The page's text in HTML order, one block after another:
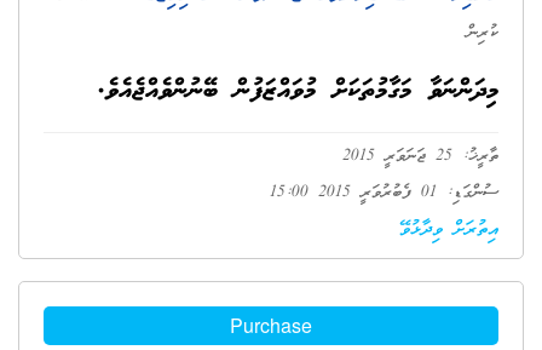
ކުރިން
މިދަންނަވާ މަގާމުތަކަށް މުވައްޒަފުން ބޭނުންވެއްޖެއެވެ.
ތާރީޚު: 25 ޖަނަވަރީ 2015
ސުންގަޑި: 01 ފެބުރުވަރީ 2015 15:00
އިތުރަށް ވިދާޅުވޭ
Purchase